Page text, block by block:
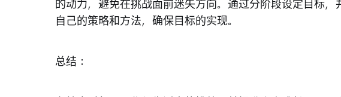
的动力，避免在挑战面前迷失方向。通过分阶段设定目标
自己的策略和方法，确保目标的实现。
总结：